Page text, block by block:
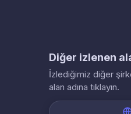
Diğer izlenen
İzlediğimiz diğer
alan adına tıklayın.